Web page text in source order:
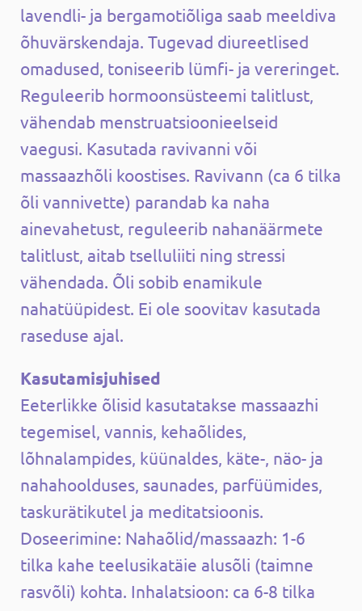
lavendli- ja bergamotiõliga saab meeldiva
õhuvärskendaja. Tugevad diureetlised
omadused, toniseerib lümfi- ja vereringet.
Reguleerib hormoonsüsteemi talitlust,
vähendab menstruatsioonieelseid
vaegusi. Kasutada ravivanni või
massaazhõli koostises. Ravivann (ca 6 tilka
õli vannivette) parandab ka naha
ainevahetust, reguleerib nahanäärmete
talitlust, aitab tselluliiti ning stressi
vähendada. Õli sobib enamikule
nahatüüpidest. Ei ole soovitav kasutada
raseduse ajal.
Kasutamisjuhised
Eeterlikke õlisid kasutatakse massaazhi
tegemisel, vannis, kehaõlides,
lõhnalampides, küünaldes, käte-, näo- ja
nahahoolduses, saunades, parfüümides,
taskurätikutel ja meditatsioonis.
Doseerimine: Nahaõlid/massaazh: 1-6
tilka kahe teelusikatäie alusõli (taimne
rasvõli) kohta. Inhalatsioon: ca 6-8 tilka